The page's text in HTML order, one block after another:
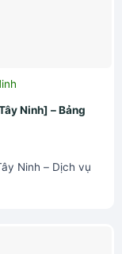
Ninh] – Bảng
Ninh – Dịch vụ